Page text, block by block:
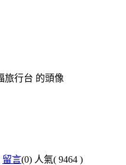
留言(0) 人氣( 9464 )